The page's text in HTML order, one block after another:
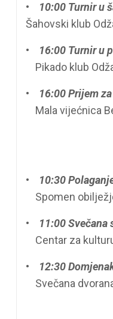
• 10:00 Turnir u
Šahovski klub
• 16:00 Turnir u
Pikado klub
• 16:00 Prijem
Mala vijećnica
• 10:30
Spomen
• 11:00
Centar za
• 12:30
Svečana